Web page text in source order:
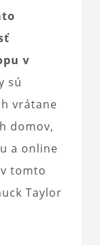
v
sú
vrátane
domov,
a online
tomto
Taylor